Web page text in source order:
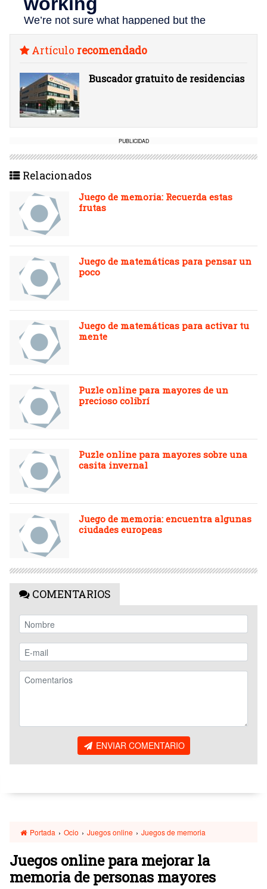
Artículo recomendado
Buscador gratuito de residencias
PUBLICIDAD
Relacionados
Juego de memoria: Recuerda estas
frutas
Juego de matemáticas para pensar un
poco
Juego de matemáticas para activar tu
mente
Puzle online para mayores de un
precioso colibrí
Puzle online para mayores sobre una
casita invernal
Juego de memoria: encuentra algunas
ciudades europeas
COMENTARIOS
ENVIAR COMENTARIO
Portada › Ocio › Juegos online › Juegos de memoria
Juegos online para mejorar la
memoria de personas mayores